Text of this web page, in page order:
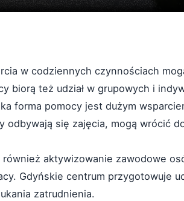
w codziennych czynnościach
biorą też udział w grupowych i
forma pomocy jest dużym
odbywają się zajęcia, mogą wrócić
również aktywizowanie zawodowe
Gdyńskie centrum przygotowuje
zatrudnienia.